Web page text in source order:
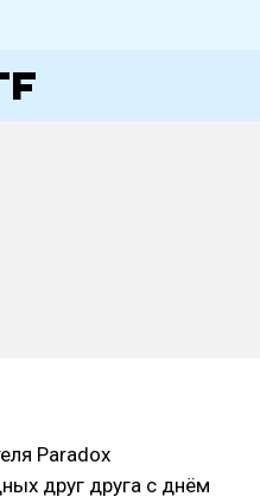
Paradox
друг друга с днём